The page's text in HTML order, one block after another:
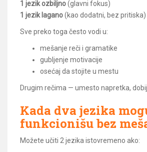
1 jezik ozbiljno(glavni fokus)
1 jezik lagano(kao dodatni, bez pritiska)
Sve preko toga često vodi u:
mešanje reči i gramatike
gubljenje motivacije
osećaj da stojite u mestu
Drugim rečima — umesto napretka,
Kada dva jezika
funkcionišu bez
Možete učiti 2 jezika istovremeno ako: